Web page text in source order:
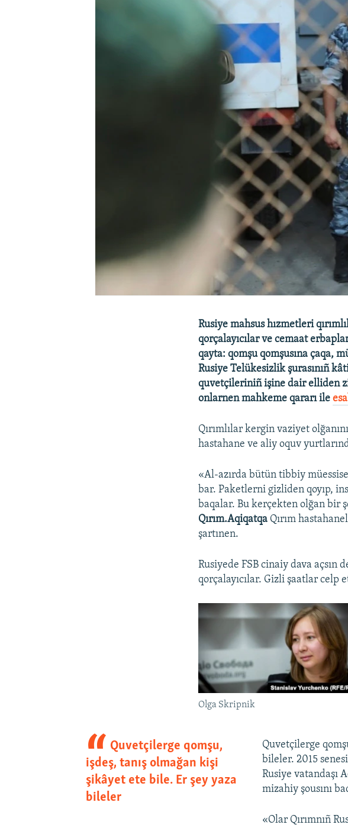
Rusiye mahsus hızmetleri
qorçalayıcılar ve cemaat
qayta: qomşu qomşusına çaqa,
Rusiye Telükesizlik şurasınıñ
quvetçileriniñ işine dair elliden
onlarnen mahkeme qararı ile
Qırımlılar kergin vaziyet
hastahane ve aliy oquv
«Al-azırda bütün tibbiy
bar. Paketlerni gizliden qoyıp,
baqalar. Bu kerçekten olğan bir
Qırım.Aqiqatqa Qırım
şartınen.
Rusiyede FSB cinaiy dava
qorçalayıcılar. Gizli şaatlar celp
Olga Skripnik
Quvetçilerge qomşu,
işdeş, tanış olmağan kişi
şikâyet ete bile. Er şey yaza
bileler
Quvetçilerge
bileler. 2015
Rusiye vatandaşı
mizahiy şousını
«Olar Qırımnıñ